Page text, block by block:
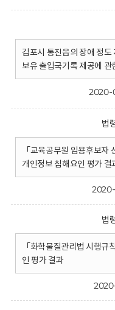
김포시 통진읍의 장애 정
보유 출입국기록 제공에 관
법
「교육공무원 임용후보
개인정보 침해요인 평가 결
법
「화학물질관리법 시행
인 평가 결과